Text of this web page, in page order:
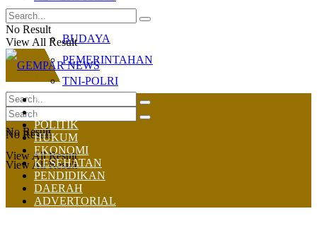
BUDAYA
PEMERINTAHAN
TNI-POLRI
No Result
View All Result
No Result
View All Result
No Result
View All Result
HOME
NASIONAL
POLITIK
HUKUM
EKONOMI
KESEHATAN
PENDIDIKAN
DAERAH
ADVERTORIAL